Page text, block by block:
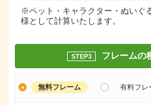
※ペット・キャラクター・ぬいぐ
様として計算いたします。
STEP3 フレームの
無料フレーム 有料フレ